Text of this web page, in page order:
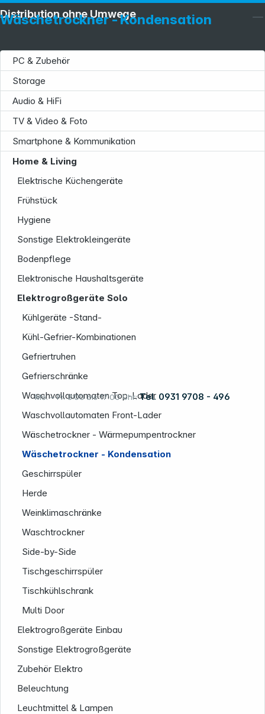
Mo. – Fr. 8:00 bis 17:00 Uhr: Tel. 0931 9708 - 496
Wäschetrockner - Kondensation
PC & Zubehör
Storage
Audio & HiFi
TV & Video & Foto
Smartphone & Kommunikation
Home & Living
Elektrische Küchengeräte
Frühstück
Hygiene
Sonstige Elektrokleingeräte
Bodenpflege
Elektronische Haushaltsgeräte
Elektrogroßgeräte Solo
Kühlgeräte -Stand-
Kühl-Gefrier-Kombinationen
Gefriertruhen
Gefrierschränke
Waschvollautomaten Top-Lader
Waschvollautomaten Front-Lader
Wäschetrockner - Wärmepumpentrockner
Wäschetrockner - Kondensation
Geschirrspüler
Herde
Weinklimaschränke
Waschtrockner
Side-by-Side
Tischgeschirrspüler
Tischkühlschrank
Multi Door
Elektrogroßgeräte Einbau
Sonstige Elektrogroßgeräte
Zubehör Elektro
Beleuchtung
Leuchtmittel & Lampen
Distribution ohne Umwege
Service
Informationen
Rechtliches